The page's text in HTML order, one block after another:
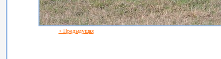
< Предыдущая